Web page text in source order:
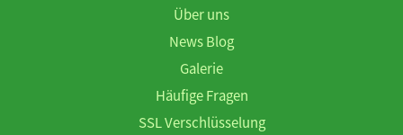
Über uns
News Blog
Galerie
Häufige Fragen
SSL Verschlüsselung